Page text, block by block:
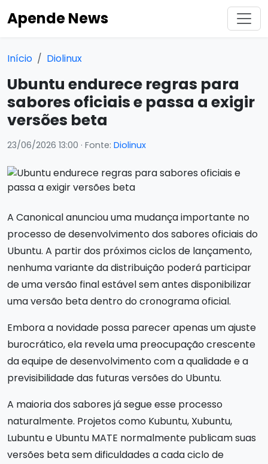
Apende News
Início Diolinux
Ubuntu endurece regras para
sabores oficiais e passa a exigir
versões beta
23/06/2026 13:00 · Fonte: Diolinux
A Canonical anunciou uma mudança importante no
processo de desenvolvimento dos sabores oficiais do
Ubuntu. A partir dos próximos ciclos de lançamento,
nenhuma variante da distribuição poderá participar
de uma versão final estável sem antes disponibilizar
uma versão beta dentro do cronograma oficial.
Embora a novidade possa parecer apenas um ajuste
burocrático, ela revela uma preocupação crescente
da equipe de desenvolvimento com a qualidade e a
previsibilidade das futuras versões do Ubuntu.
A maioria dos sabores já segue esse processo
naturalmente. Projetos como Kubuntu, Xubuntu,
Lubuntu e Ubuntu MATE normalmente publicam suas
versões beta sem dificuldades a cada ciclo de